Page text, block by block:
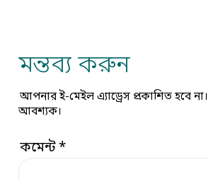
মন্তব্য করুন
আপনার ই-মেইল এ্যাড্রেস প্রকাশিত হবে না।
আবশ্যক।
কমেন্ট*